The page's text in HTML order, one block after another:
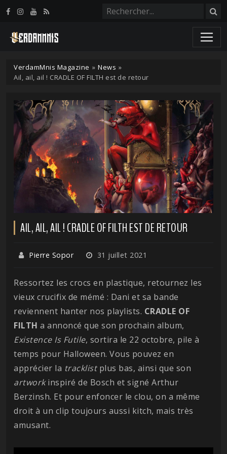
VerdamMnis Magazine » News »
Ail, ail, ail ! CRADLE OF FILTH est de retour
AIL, AIL, AIL ! CRADLE OF FILTH EST DE RETOUR
Pierre Sopor 31 juillet 2021
Ressortez les crocs en plastique, retournez les
vieux crucifix de mémé : Dani et sa bande
reviennent hanter nos playlists. CRADLE OF
FILTH a annoncé que son prochain album,
Existence Is Futile, sortira le 22 octobre, pile à
temps pour Halloween. Vous pouvez en
apprécier la tracklistplus bas, ainsi que son
artworkinspiré de Bosch et signé Arthur
Berzinsh. Et pour enfoncer le clou, on a même
droit à un clip toujours aussi kitch, mais très
amusant.
Panneau de gestion des cookies